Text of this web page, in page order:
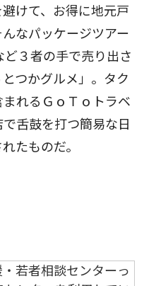
けて、お得に地元戸
んなパッケージツアー
３者の手で売り出さ
つかグルメ」。タク
れるＧｏＴｏトラベ
舌鼓を打つ簡易な日
たものだ。